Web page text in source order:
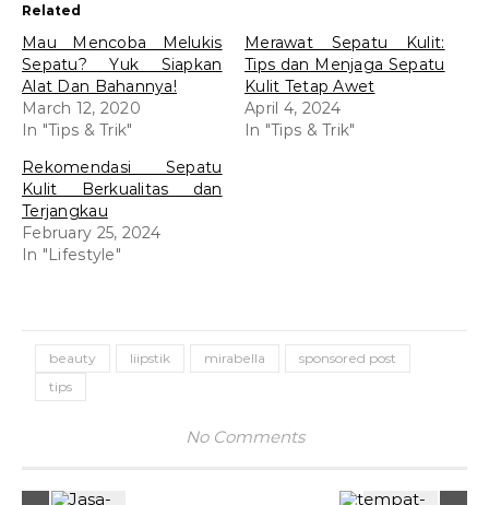
Related
Mau Mencoba Melukis
Sepatu? Yuk Siapkan
Alat Dan Bahannya!
March 12, 2020
In "Tips & Trik"
Merawat Sepatu Kulit:
Tips dan Menjaga Sepatu
Kulit Tetap Awet
April 4, 2024
In "Tips & Trik"
Rekomendasi Sepatu
Kulit Berkualitas dan
Terjangkau
February 25, 2024
In "Lifestyle"
beauty liipstik mirabella
sponsored post
tips
No Comments